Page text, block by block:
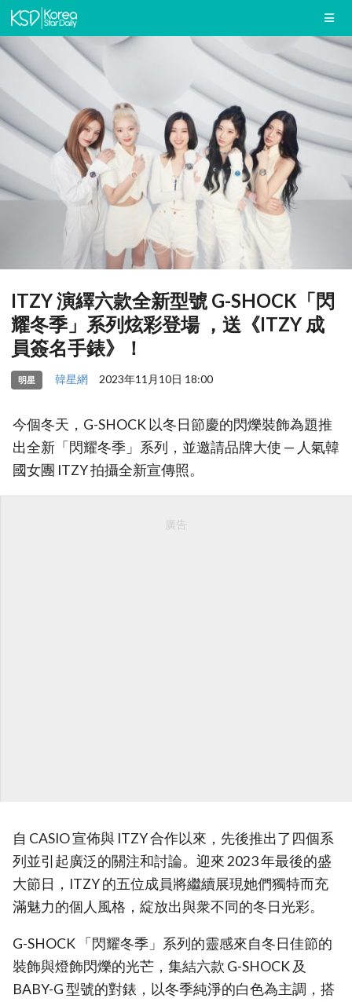
ITZY 演繹六款全新型號 G-SHOCK「閃
耀冬季」系列炫彩登場 ，送《ITZY 成
員簽名手錶》！
明星 韓星網 2023年11月10日 18:00
今個冬天，G-SHOCK 以冬日節慶的閃爍裝飾為題推
出全新「閃耀冬季」系列，並邀請品牌大使 — 人氣韓
國女團 ITZY 拍攝全新宣傳照。
廣告
自 CASIO 宣佈與 ITZY 合作以來，先後推出了四個系
列並引起廣泛的關注和討論。迎來 2023 年最後的盛
大節日，ITZY 的五位成員將繼續展現她們獨特而充
滿魅力的個人風格，綻放出與衆不同的冬日光彩。
G-SHOCK 「閃耀冬季」系列的靈感來自冬日佳節的
裝飾與燈飾閃爍的光芒，集結六款 G-SHOCK 及
BABY-G 型號的對錶，以冬季純淨的白色為主調，搭